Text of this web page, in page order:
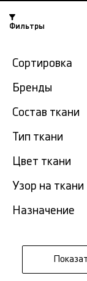
Челябинск
-15% на ткани по
ГлавнаяЛьняная
Лен в
Фильтр
Фильтры
Сортировка
Бренды
Состав ткани
Тип ткани
Цвет ткани
Узор на ткани
Назначение